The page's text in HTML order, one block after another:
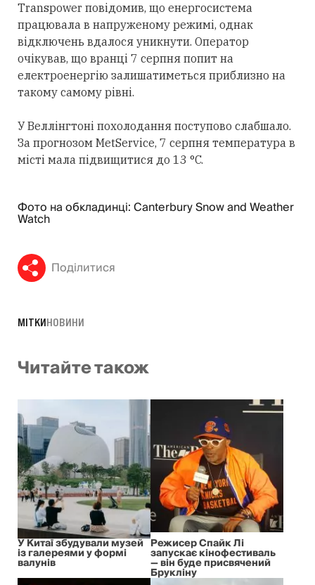
Transpower повідомив, що енергосистема
працювала в напруженому режимі, однак
відключень вдалося уникнути. Оператор
очікував, що вранці 7 серпня попит на
електроенергію залишатиметься приблизно на
такому самому рівні.
У Веллінгтоні похолодання поступово слабшало.
За прогнозом MetService, 7 серпня температура в
місті мала підвищитися до 13 °C.
Фото на обкладинці: Canterbury Snow and Weather
Watch
Поділитися
МІТКИНОВИНИ
Читайте також
У Китаї збудували музей
із галереями у формі
валунів
Режисер Спайк Лі
запускає кінофестиваль
— він буде присвячений
Брукліну